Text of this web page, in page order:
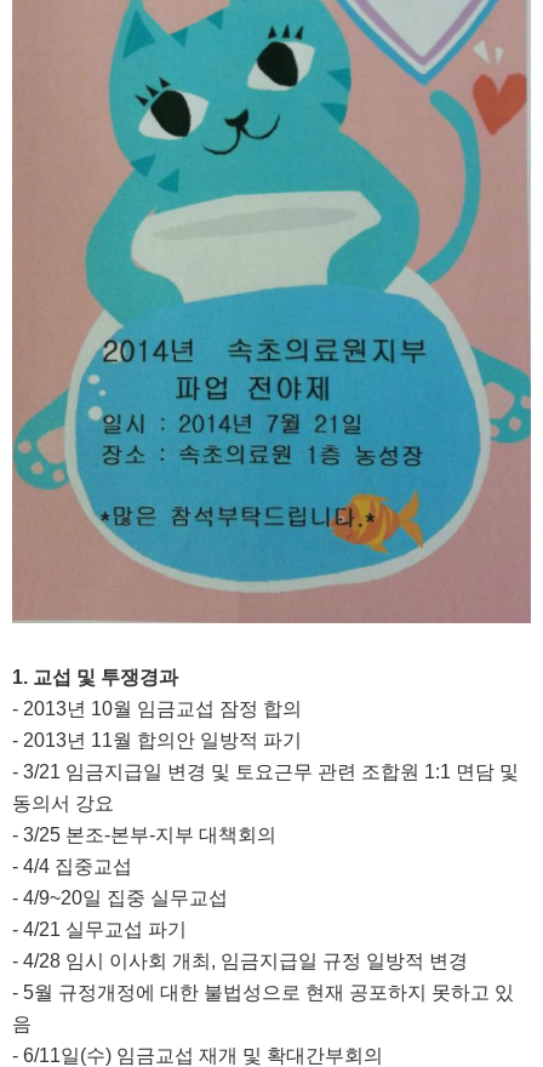
1. 교섭 및 투쟁경과
- 2013년 10월 임금교섭 잠정 합의
- 2013년 11월 합의안 일방적 파기
- 3/21 임금지급일 변경 및 토요근무 관련 조합원 1:1 면담 및
동의서 강요
- 3/25 본조-본부-지부 대책회의
- 4/4 집중교섭
- 4/9~20일 집중 실무교섭
- 4/21 실무교섭 파기
- 4/28 임시 이사회 개최, 임금지급일 규정 일방적 변경
- 5월 규정개정에 대한 불법성으로 현재 공포하지 못하고 있
음
- 6/11일(수) 임금교섭 재개 및 확대간부회의